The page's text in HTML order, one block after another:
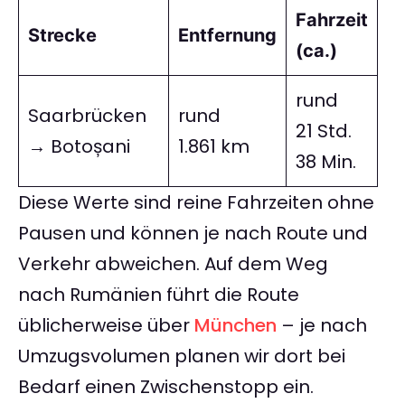
Strecke Entfernung
Fahrzeit
(ca.)
Saarbrücken
→ Botoșani
rund
1.861 km
rund
21 Std.
38 Min.
Diese Werte sind reine Fahrzeiten ohne
Pausen und können je nach Route und
Verkehr abweichen. Auf dem Weg
nach Rumänien führt die Route
üblicherweise über München – je nach
Umzugsvolumen planen wir dort bei
Bedarf einen Zwischenstopp ein.